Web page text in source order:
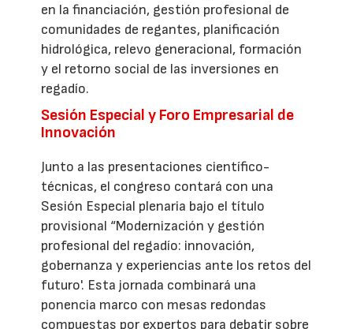
en la financiación, gestión profesional de
comunidades de regantes, planificación
hidrológica, relevo generacional, formación
y el retorno social de las inversiones en
regadío.
Sesión Especial y Foro Empresarial de
Innovación
Junto a las presentaciones científico-
técnicas, el congreso contará con una
Sesión Especial plenaria bajo el título
provisional “Modernización y gestión
profesional del regadío: innovación,
gobernanza y experiencias ante los retos del
futuro'. Esta jornada combinará una
ponencia marco con mesas redondas
compuestas por expertos para debatir sobre